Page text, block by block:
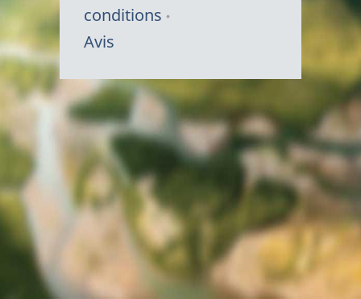
conditions
Avis
Canada